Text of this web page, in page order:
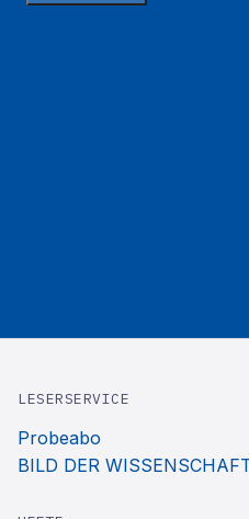
LESERSERVICE
Probeabo
BILD DER